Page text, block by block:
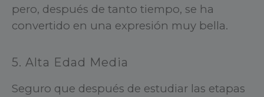
pero, después de tanto tiempo, se ha
convertido en una expresión muy bella.
5. Alta Edad Media
Seguro que después de estudiar las etapas